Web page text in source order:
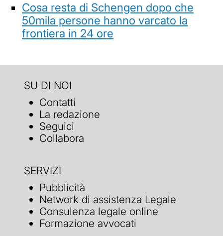
Cosa resta di Schengen dopo che
50mila persone hanno varcato la
frontiera in 24 ore
SU DI NOI
Contatti
La redazione
Seguici
Collabora
SERVIZI
Pubblicità
Network di assistenza Legale
Consulenza legale online
Formazione avvocati